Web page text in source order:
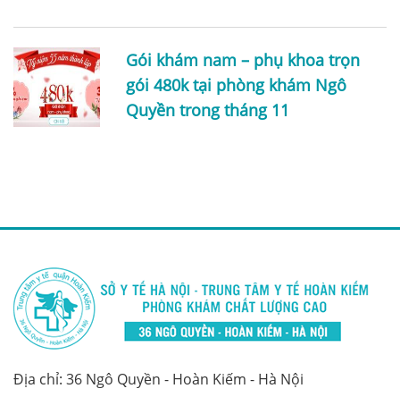
Gói khám nam – phụ khoa trọn
gói 480k tại phòng khám Ngô
Quyền trong tháng 11
Địa chỉ: 36 Ngô Quyền - Hoàn Kiếm - Hà Nội